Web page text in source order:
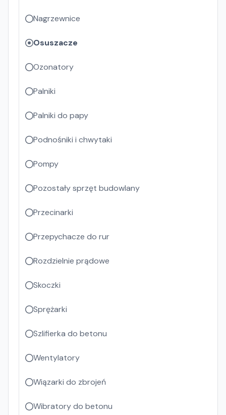
Nagrzewnice
Osuszacze
Ozonatory
Palniki
Palniki do papy
Podnośniki i chwytaki
Pompy
Pozostały sprzęt budowlany
Przecinarki
Przepychacze do rur
Rozdzielnie prądowe
Skoczki
Sprężarki
Szlifierka do betonu
Wentylatory
Wiązarki do zbrojeń
Wibratory do betonu